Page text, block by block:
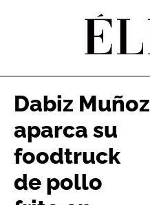
Dabiz Muñoz
aparca su
foodtruck
de pollo